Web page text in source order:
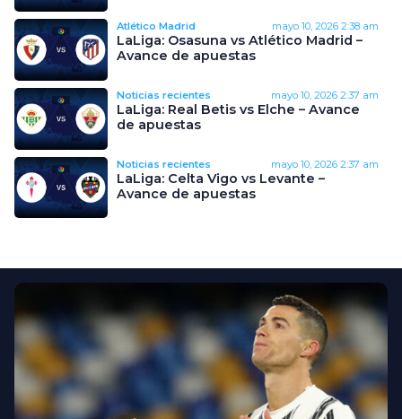
Atlético Madrid mayo 10, 2026 2:38 am
LaLiga: Osasuna vs Atlético Madrid –
Avance de apuestas
Noticias recientes mayo 10, 2026 2:37 am
LaLiga: Real Betis vs Elche – Avance
de apuestas
Noticias recientes mayo 10, 2026 2:37 am
LaLiga: Celta Vigo vs Levante –
Avance de apuestas